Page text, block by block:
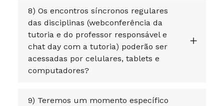
8) Os encontros síncronos regulares
das disciplinas (webconferência da
tutoria e do professor responsável e
chat day com a tutoria) poderão ser
acessadas por celulares, tablets e
computadores?
9) Teremos um momento específico